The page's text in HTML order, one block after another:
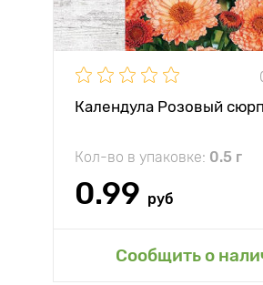
Календула Розовый
Кол-во в упаковке: 0.5 г
0.99 руб
Сообщить о